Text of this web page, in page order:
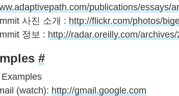
publications/essays/
사진 소개 : http://flickr.com/photos/
정보 : http://radar.oreilly.com/
#
(watch): http://gmail.google.com